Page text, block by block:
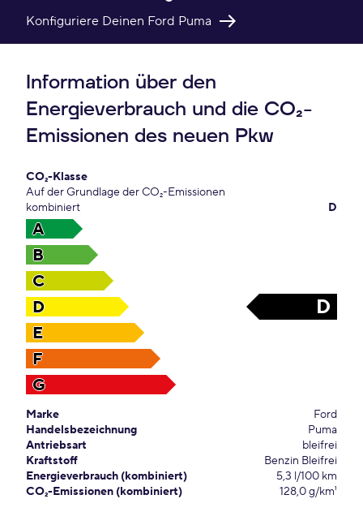
Konfiguriere Deinen Ford Puma
Information über den
Energieverbrauch und die CO₂-
Emissionen des neuen Pkw
CO₂-Klasse
Auf der Grundlage der CO₂-Emissionen
kombiniert
D
A
B
C
D
D
E
F
G
Marke
Ford
Handelsbezeichnung
Puma
Antriebsart
bleifrei
Kraftstoff
Benzin Bleifrei
Energieverbrauch (kombiniert)
5,3 l/100 km
CO₂-Emissionen (kombiniert)
128,0 g/km¹